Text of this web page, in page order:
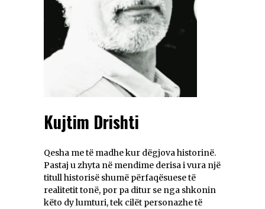
Kujtim Drishti
Qesha me të madhe kur dëgjova historinë.
Pastaj u zhyta në mendime derisa i vura një
titull historisë shumë përfaqësuese të
realitetit tonë, por pa ditur se nga shkonin
këto dy lumturi, tek cilët personazhe të